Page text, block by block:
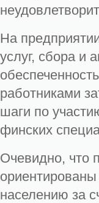
На
услуг, сбора и
работниками
шаги по
финских
Очевидно, что
населению за